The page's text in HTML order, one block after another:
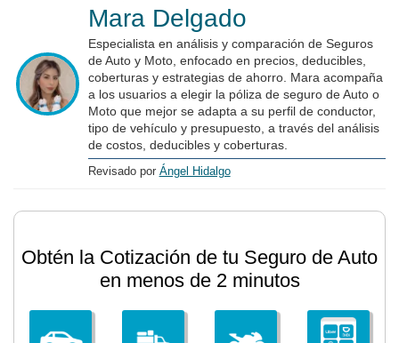
Mara Delgado
Especialista en análisis y comparación de Seguros
de Auto y Moto, enfocado en precios, deducibles,
coberturas y estrategias de ahorro. Mara acompaña
a los usuarios a elegir la póliza de seguro de Auto o
Moto que mejor se adapta a su perfil de conductor,
tipo de vehículo y presupuesto, a través del análisis
de costos, deducibles y coberturas.
Revisado por Ángel Hidalgo
Obtén la Cotización de tu Seguro de Auto
en menos de 2 minutos